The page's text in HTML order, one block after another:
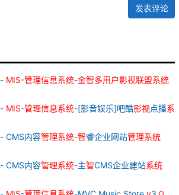
发表评论
- MIS-管理信息系统-金智多用户影视联盟系统
- MIS-管理信息系统-[影音娱乐]吧酷影视点播系
- CMS内容管理系统-智睿企业网站管理系统
- CMS内容管理系统-主智CMS企业建站系统